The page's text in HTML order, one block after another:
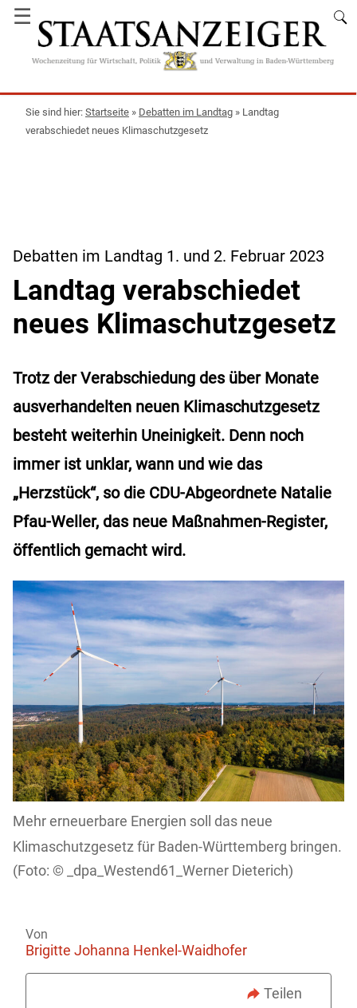
☰
Startseite » Debatten im Landtag » Landtag
verabschiedet neues Klimaschutzgesetz
Debatten im Landtag 1. und 2. Februar 2023
Landtag verabschiedet
neues Klimaschutzgesetz
Trotz der Verabschiedung des über Monate
ausverhandelten neuen Klimaschutzgesetz
besteht weiterhin Uneinigkeit. Denn noch
immer ist unklar, wann und wie das
„Herzstück“, so die CDU-Abgeordnete Natalie
Pfau-Weller, das neue Maßnahmen-Register,
öffentlich gemacht wird.
Mehr erneuerbare Energien soll das neue
Klimaschutzgesetz für Baden-Württemberg bringen.
_dpa_Westend61_Werner Dieterich)
Von
Brigitte Johanna Henkel-Waidhofer
Teilen